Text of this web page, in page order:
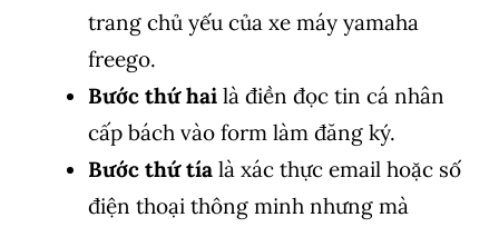
trang chủ yếu của xe máy yamaha
freego.
Bước thứ hailà điền đọc tin cá nhân
cấp bách vào form làm đăng ký.
Bước thứ tíalà xác thực email hoặc số
điện thoại thông minh nhưng mà